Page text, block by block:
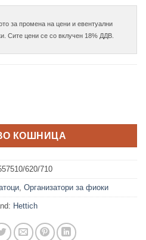
за промена на цени и евентуални
количина
КОШНИЦА
620/710
, Организатори за фиоки
Hettich